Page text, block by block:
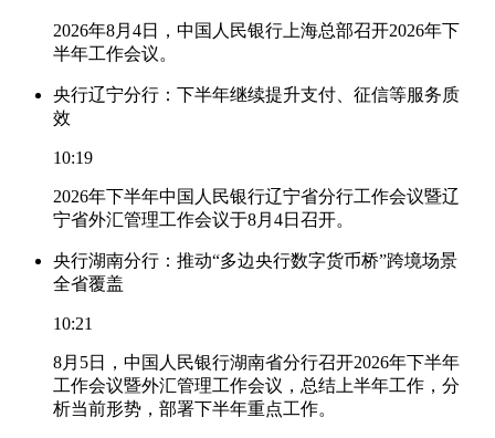
2026年8月4日，中国人民银行上海总部召开2026年下
半年工作会议。
央行辽宁分行：下半年继续提升支付、征信等服务质
效
10:19
2026年下半年中国人民银行辽宁省分行工作会议暨辽
宁省外汇管理工作会议于8月4日召开。
央行湖南分行：推动“多边央行数字货币桥”跨境场景
全省覆盖
10:21
8月5日，中国人民银行湖南省分行召开2026年下半年
工作会议暨外汇管理工作会议，总结上半年工作，分
析当前形势，部署下半年重点工作。